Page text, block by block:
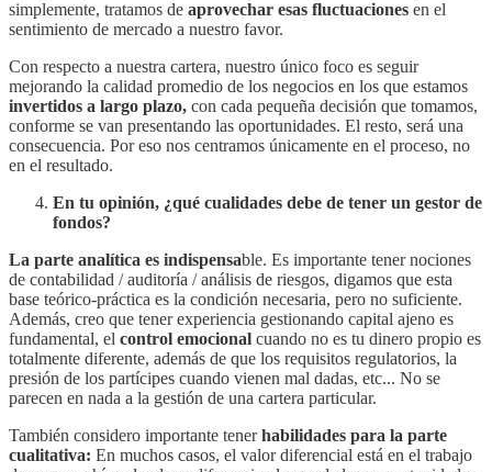
simplemente, tratamos de aprovechar esas fluctuaciones en el
sentimiento de mercado a nuestro favor.
Con respecto a nuestra cartera, nuestro único foco es seguir
mejorando la calidad promedio de los negocios en los que estamos
invertidos a largo plazo, con cada pequeña decisión que tomamos,
conforme se van presentando las oportunidades. El resto, será una
consecuencia. Por eso nos centramos únicamente en el proceso, no
en el resultado.
En tu opinión, ¿qué cualidades debe de tener un gestor de
fondos?
La parte analítica es indispensable. Es importante tener nociones
de contabilidad / auditoría / análisis de riesgos, digamos que esta
base teórico-práctica es la condición necesaria, pero no suficiente.
Además, creo que tener experiencia gestionando capital ajeno es
fundamental, el control emocional cuando no es tu dinero propio es
totalmente diferente, además de que los requisitos regulatorios, la
presión de los partícipes cuando vienen mal dadas, etc... No se
parecen en nada a la gestión de una cartera particular.
También considero importante tenerhabilidades para la parte
cualitativa: En muchos casos, el valor diferencial está en el trabajo